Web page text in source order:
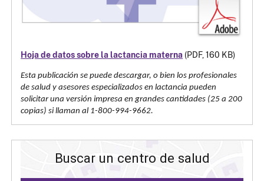
Hoja de datos sobre la lactancia materna (PDF, 160 KB)
Esta publicación se puede descargar, o bien los profesionales
de salud y asesores especializados en lactancia pueden
solicitar una versión impresa en grandes cantidades (25 a 200
copias) si llaman al 1-800-994-9662.
Buscar un centro de salud